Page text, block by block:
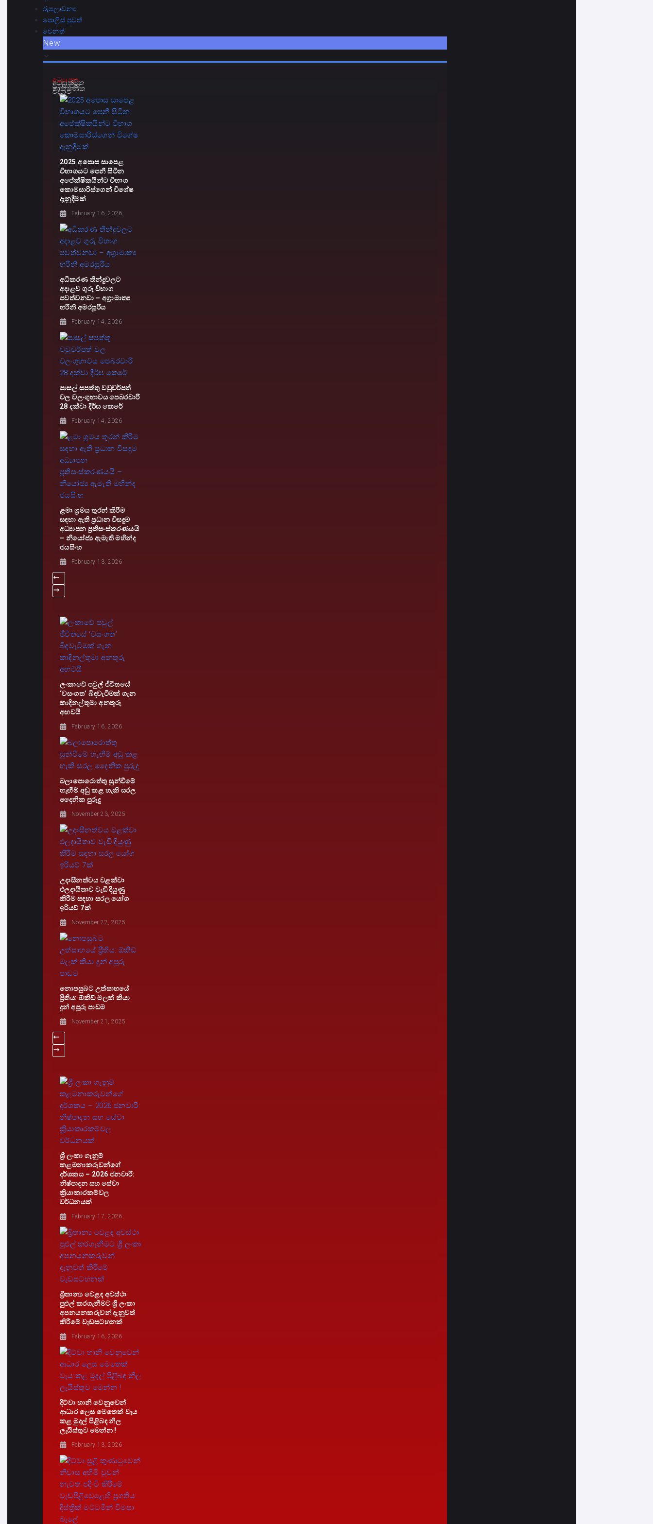
රුපලාවන්‍ය
පොලිස් පුවත්
වෙනත්
New
අධ්‍යාපන
අධ්‍යාත්මික
ව්‍යාපාරික
තාක්ෂණික
විද්‍යාව
2025 අපොස සාපෙළ
විභාගයට පෙනී සිටින
අපේක්ෂිකයින්ට විභාග
කොමසාරිස්ගෙන් විශේෂ
දැනුදීමක්
February 16, 2026
අධිකරණ තීන්දුවලට
අදාළව ගුරු විභාග
පවත්වනවා – අග්‍රාමාත්‍ය
හරිනි අමරසූරිය
February 14, 2026
පාසල් සපත්තු වවුචර්පත්
වල වලංගුභාවය පෙබරවාරි
28 දක්වා දීර්ඝ කෙරේ
February 14, 2026
ළමා ශ්‍රමය තුරන් කිරීම
සඳහා ඇති ප්‍රධාන විසඳුම
අධ්‍යාපන ප්‍රතිසංස්කරණයයි
– නියෝජ්‍ය ඇමැති මහින්ද
ජයසිංහ
February 13, 2026
ලංකාවේ පවුල් ජීවිතයේ
‘වසංගත’ බිඳවැටීමක් ගැන
කාදිනල්තුමා අනතුරු
අඟවයි
February 16, 2026
බලාපොරොත්තු සුන්වීමේ
හැඟීම් අඩු කළ හැකි සරල
දෛනික පුරුදු
November 23, 2025
උදාසීනත්වය වළක්වා
ඵලදායිතාව වැඩි දියුණු
කිරීම සඳහා සරල යෝග
ඉරියව් 7ක්
November 22, 2025
නොපසුබට උත්සාහයේ
ප්‍රීතිය: ඕකිඩ් මලක් කියා
දුන් අපූරු පාඩම
November 21, 2025
ශ්‍රී ලංකා ගැනුම්
කළමනාකරුවන්ගේ
දර්ශකය – 2026 ජනවාරි:
නිෂ්පාදන සහ සේවා
ක්‍රියාකාරකම්වල
වර්ධනයක්
February 17, 2026
බ්‍රිතාන්‍ය වෙළඳ අවස්ථා
පුළුල් කරගැනීමට ශ්‍රී ලංකා
අපනයනකරුවන් දැනුවත්
කිරීමේ වැඩසටහනක්
February 16, 2026
දිට්වා හානි වෙනුවෙන්
ආධාර ලෙස මෙතෙක් වැය
කළ මුදල් පිළිබඳ නිල
ලැයිස්තුව මෙන්න !
February 13, 2026